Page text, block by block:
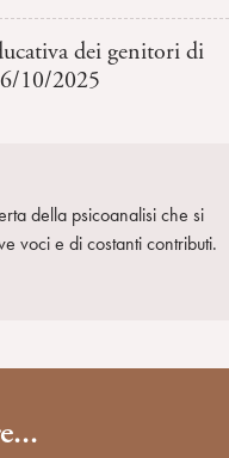
dei genitori di
10/2025
della psicoanalisi che si
voci e di costanti contributi.